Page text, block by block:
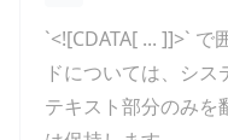
`<![CDATA[ ... ]]>`
ドについては、シス
テキスト部分のみを